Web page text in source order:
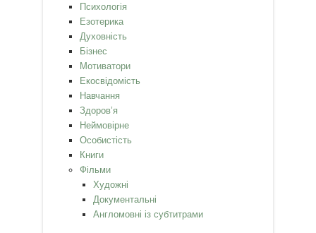
Психологія
Езотерика
Духовність
Бізнес
Мотиватори
Екосвідомість
Навчання
Здоров’я
Неймовірне
Особистість
Книги
Фільми
Художні
Документальні
Англомовні із субтитрами